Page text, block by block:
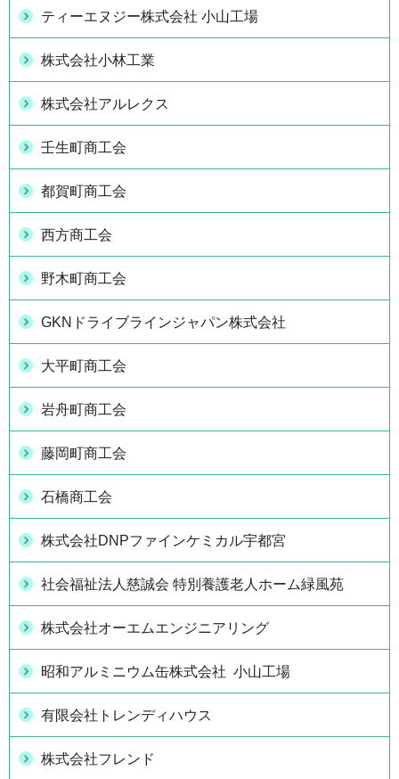
ティーエヌジー株式会社 小山工場
株式会社小林工業
株式会社アルレクス
壬生町商工会
都賀町商工会
西方商工会
野木町商工会
GKNドライブラインジャパン株式会社
大平町商工会
岩舟町商工会
藤岡町商工会
石橋商工会
株式会社DNPファインケミカル宇都宮
社会福祉法人慈誠会 特別養護老人ホーム緑風苑
株式会社オーエムエンジニアリング
昭和アルミニウム缶株式会社 小山工場
有限会社トレンディハウス
株式会社フレンド